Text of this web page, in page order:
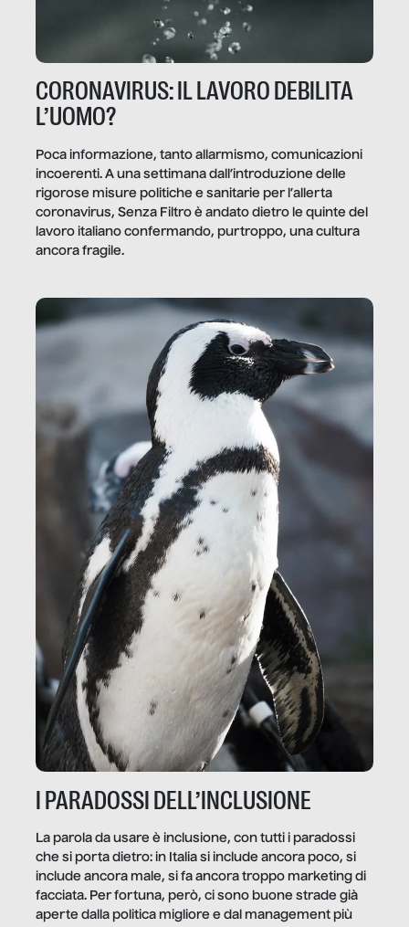
CORONAVIRUS: IL LAVORO DEBILITA
L’UOMO?
Poca informazione, tanto allarmismo, comunicazioni
incoerenti. A una settimana dall’introduzione delle
rigorose misure politiche e sanitarie per l’allerta
coronavirus, Senza Filtro è andato dietro le quinte del
lavoro italiano confermando, purtroppo, una cultura
ancora fragile.
I PARADOSSI DELL’INCLUSIONE
La parola da usare è inclusione, con tutti i paradossi
che si porta dietro: in Italia si include ancora poco, si
include ancora male, si fa ancora troppo marketing di
facciata. Per fortuna, però, ci sono buone strade già
aperte dalla politica migliore e dal management più